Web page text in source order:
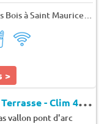
Camping Le Sous Bois à Saint Maurice d'Ibie
>
M
obil home - Terrasse - Clim 4 pers.
vallon pont d'arc